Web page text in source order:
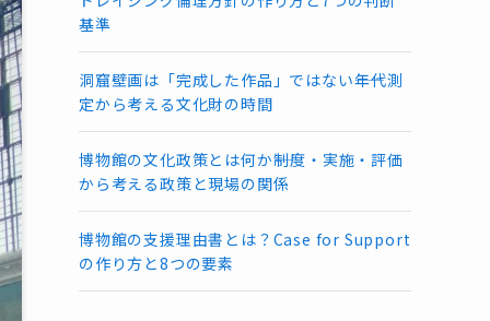
基準
洞窟壁画は「完成した作品」ではない――年代測
定から考える文化財の時間
博物館の文化政策とは何か――制度・実施・評価
から考える政策と現場の関係
博物館の支援理由書とは？Case for Support
の作り方と8つの要素